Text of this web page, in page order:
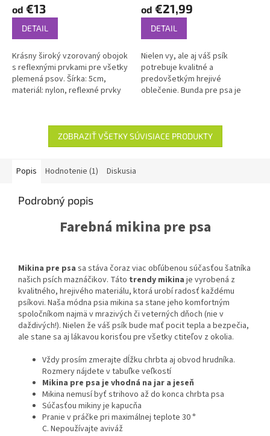
produktu
5,0
5
hviezdičiek.
od €13
DETAIL
Krásny široký vzorovaný obojok
s reflexnými prvkami pre všetky
plemená psov. Šírka: 5cm,
materiál: nylon, reflexné prvky
produktu
5,0
5
hviezdičiek.
od €21,99
DETAIL
Nielen vy, ale aj váš psík
potrebuje kvalitné a
predovšetkým hrejivé
oblečenie. Bunda pre psa je
ktorí sú oveľa viac náchylní...
ZOBRAZIŤ VŠETKY SÚVISIACE PRODUKTY
Popis Hodnotenie (1) Diskusia
Podrobný popis
Farebná mikina pre psa
Mikina pre psa sa stáva čoraz viac obľúbenou súčasťou šatníka
našich psích maznáčikov. Táto trendy mikina je vyrobená z
kvalitného, hrejivého materiálu, ktorá urobí radosť každému
psíkovi. Naša módna psia mikina sa stane jeho komfortným
spoločníkom najmä v mrazivých či veterných dňoch (nie v
daždivých!). Nielen že váš psík bude mať pocit tepla a bezpečia,
ale stane sa aj lákavou korisťou pre všetky ctiteľov z okolia.
Vždy prosím zmerajte dĺžku chrbta aj obvod hrudníka.
Rozmery nájdete v tabuľke veľkostí
Mikina pre psa je vhodná na jar a jeseň
Mikina nemusí byť strihovo až do konca chrbta psa
Súčasťou mikiny je kapucňa
Pranie v práčke pri maximálnej teplote 30 °
C. Nepoužívajte aviváž